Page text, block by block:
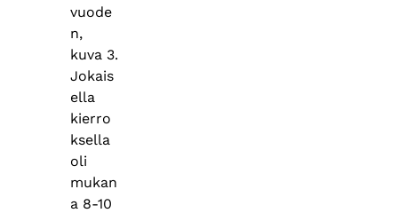
vuode
n,
kuva 3.
Jokais
ella
kierro
ksella
oli
mukan
a 8-10